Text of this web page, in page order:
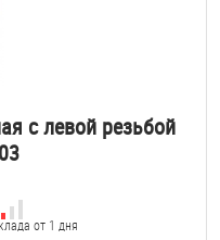
с левой резьбой
от 1 дня